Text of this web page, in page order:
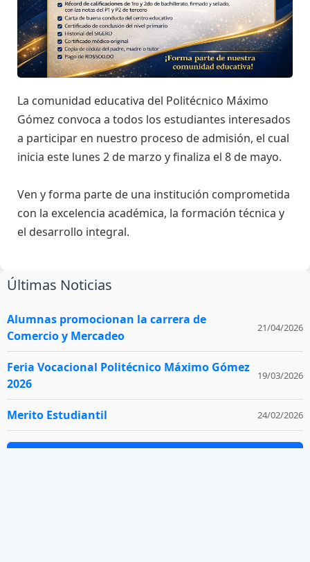
La comunidad educativa del Politécnico Máximo
Gómez convoca a todos los estudiantes interesados
a participar en nuestro proceso de admisión, el cual
inicia este lunes 2 de marzo y finaliza el 8 de mayo.
Ven y forma parte de una institución comprometida
con la excelencia académica, la formación técnica y
el desarrollo integral.
Últimas Noticias
Alumnas promocionan la carrera de
Comercio y Mercadeo
21/04/2026
Feria Vocacional Politécnico Máximo Gómez
2026
19/03/2026
Merito Estudiantil 24/02/2026